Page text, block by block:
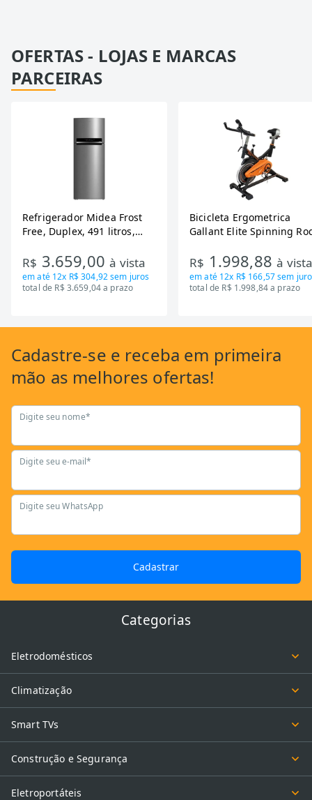
OFERTAS - LOJAS E MARCAS
PARCEIRAS
Refrigerador Midea Frost
Free, Duplex, 491 litros,
RT650EVK463)
R$ 3.659,00à vista
em até 12x R$ 304,92sem juros
total de R$ 3.659,04 a prazo
Bicicleta Ergometrica
Gallant Elite Spinning
Mecanica GSB13HBTA-PT
R$ 1.998,88à
em até 12x R$ 166,57sem
total de R$ 1.998,84 a prazo
Cadastre-se e receba em primeira
mão as melhores ofertas!
Digite seu nome*
Digite seu e-mail*
Digite seu WhatsApp
Cadastrar
Categorias
Eletrodomésticos
Climatização
Smart TVs
Construção e Segurança
Eletroportáteis